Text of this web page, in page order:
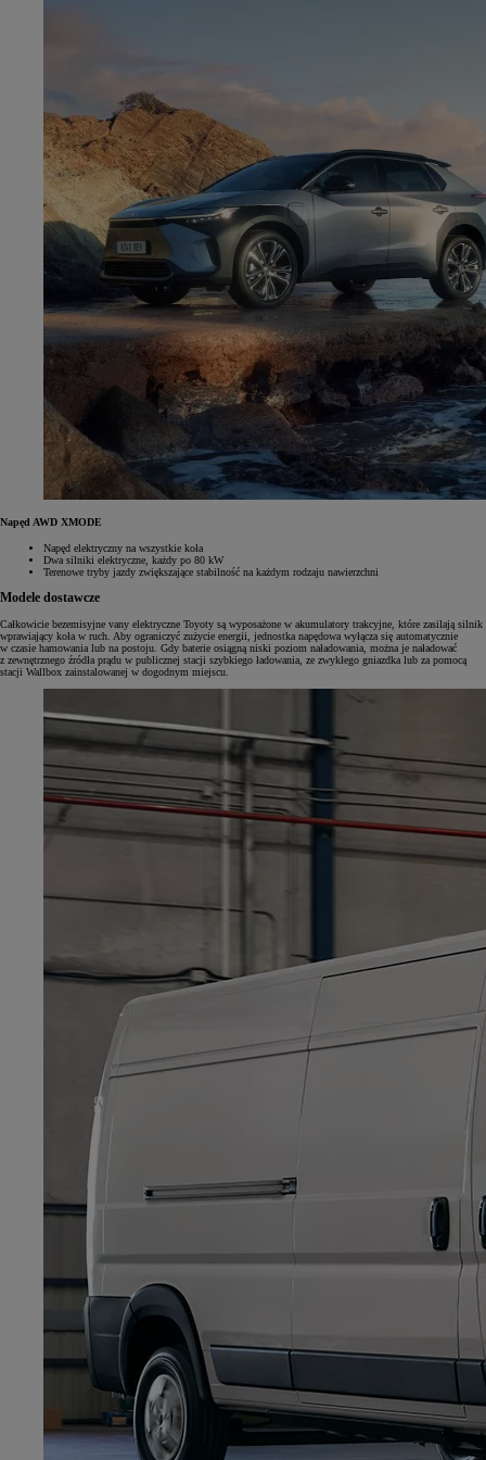
Napęd AWD XMODE
Napęd elektryczny na wszystkie koła
Dwa silniki elektryczne, każdy po 80 kW
Terenowe tryby jazdy zwiększające stabilność na każdym rodzaju nawierzchni
Modele dostawcze
Całkowicie bezemisyjne vany elektryczne Toyoty są wyposażone w akumulatory trakcyjne, które zasilają silnik
wprawiający koła w ruch. Aby ograniczyć zużycie energii, jednostka napędowa wyłącza się automatycznie
w czasie hamowania lub na postoju. Gdy baterie osiągną niski poziom naładowania, można je naładować
z zewnętrznego źródła prądu w publicznej stacji szybkiego ładowania, ze zwykłego gniazdka lub za pomocą
stacji Wallbox zainstalowanej w dogodnym miejscu.